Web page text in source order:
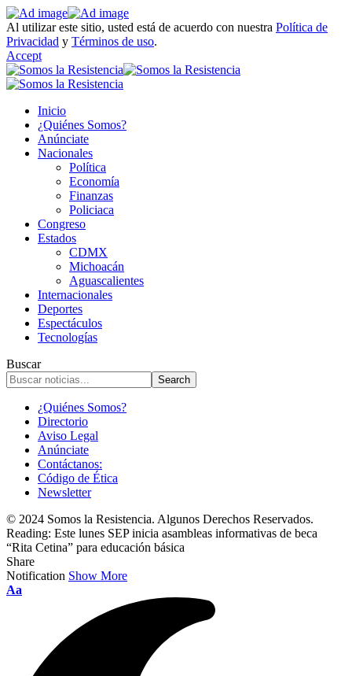
Al utilizar este sitio, usted está de acuerdo con nuestra Política de
Privacidad y Términos de uso.
Accept
Inicio
¿Quiénes Somos?
Anúnciate
Nacionales
Política
Economía
Finanzas
Policiaca
Congreso
Estados
CDMX
Michoacán
Aguascalientes
Internacionales
Deportes
Espectáculos
Tecnologías
Buscar
¿Quiénes Somos?
Directorio
Aviso Legal
Anúnciate
Contáctanos:
Código de Ética
Newsletter
© 2024 Somos la Resistencia. Algunos Derechos Reservados.
Reading: Este lunes SEP inicia asambleas informativas de beca
“Rita Cetina” para educación básica
Share
Notification Show More
Font
Aa